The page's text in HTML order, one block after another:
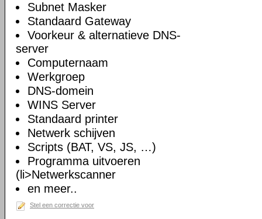
Subnet Masker
Standaard Gateway
Voorkeur & alternatieve DNS-
server
Computernaam
Werkgroep
DNS-domein
WINS Server
Standaard printer
Netwerk schijven
Scripts (BAT, VS, JS, …)
Programma uitvoeren
(li>Netwerkscanner
en meer..
Stel een correctie voor